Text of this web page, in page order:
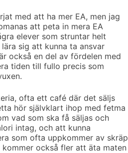
med att ha mer EA, men jag
att peta in mera EA
elever som struntar helt
sig att kunna ta ansvar
också en del av fördelen med
tiden till fullo precis som
ofta ett café där det säljs
hör självklart ihop med fetma
vad som ska få säljas och
intag, och att kunna
som ofta uppkommer av skräp
också fler att äta maten